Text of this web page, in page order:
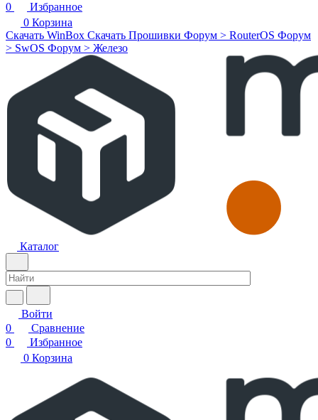
0
Избранное
0 Корзина
Скачать WinBox Скачать Прошивки Форум > RouterOS Форум
> SwOS Форум > Железо
Каталог
Войти
0
Сравнение
0
Избранное
0 Корзина